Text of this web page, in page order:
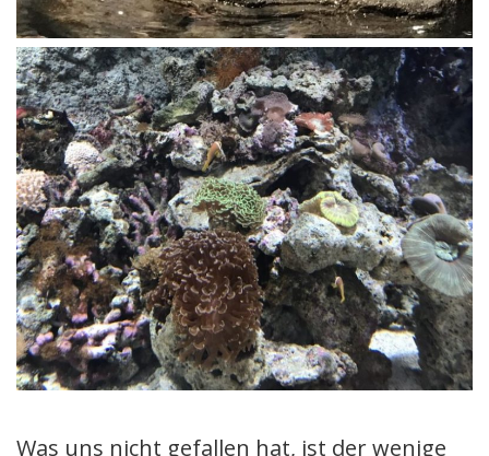
Was uns nicht gefallen hat, ist der wenige